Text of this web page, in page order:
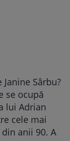
Sârbu?
se ocupă
lui Adrian
cele mai
anii 90. A